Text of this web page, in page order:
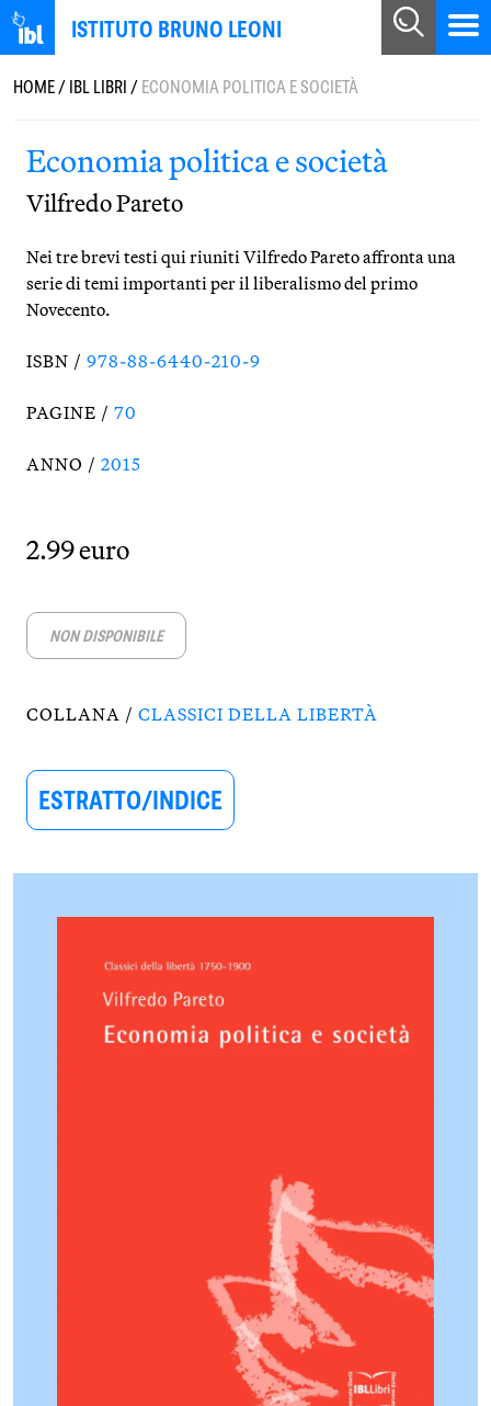
ISTITUTO BRUNO LEONI
HOME/IBL LIBRI/ECONOMIA POLITICA E SOCIETÀ
Economia politica e società
Vilfredo Pareto
Nei tre brevi testi qui riuniti Vilfredo Pareto affronta una
serie di temi importanti per il liberalismo del primo
Novecento.
ISBN / 978-88-6440-210-9
PAGINE / 70
ANNO / 2015
2.99 euro
NON DISPONIBILE
COLLANA / CLASSICI DELLA LIBERTÀ
ESTRATTO/INDICE